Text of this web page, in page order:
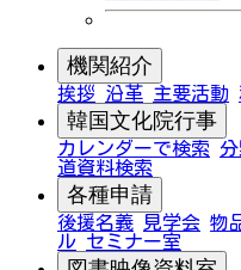
機関紹介
挨拶 沿革 主要活動
韓国文化院行事
カレンダーで検索
道資料検索
各種申請
後援名義 見学会 物
ル セミナー室